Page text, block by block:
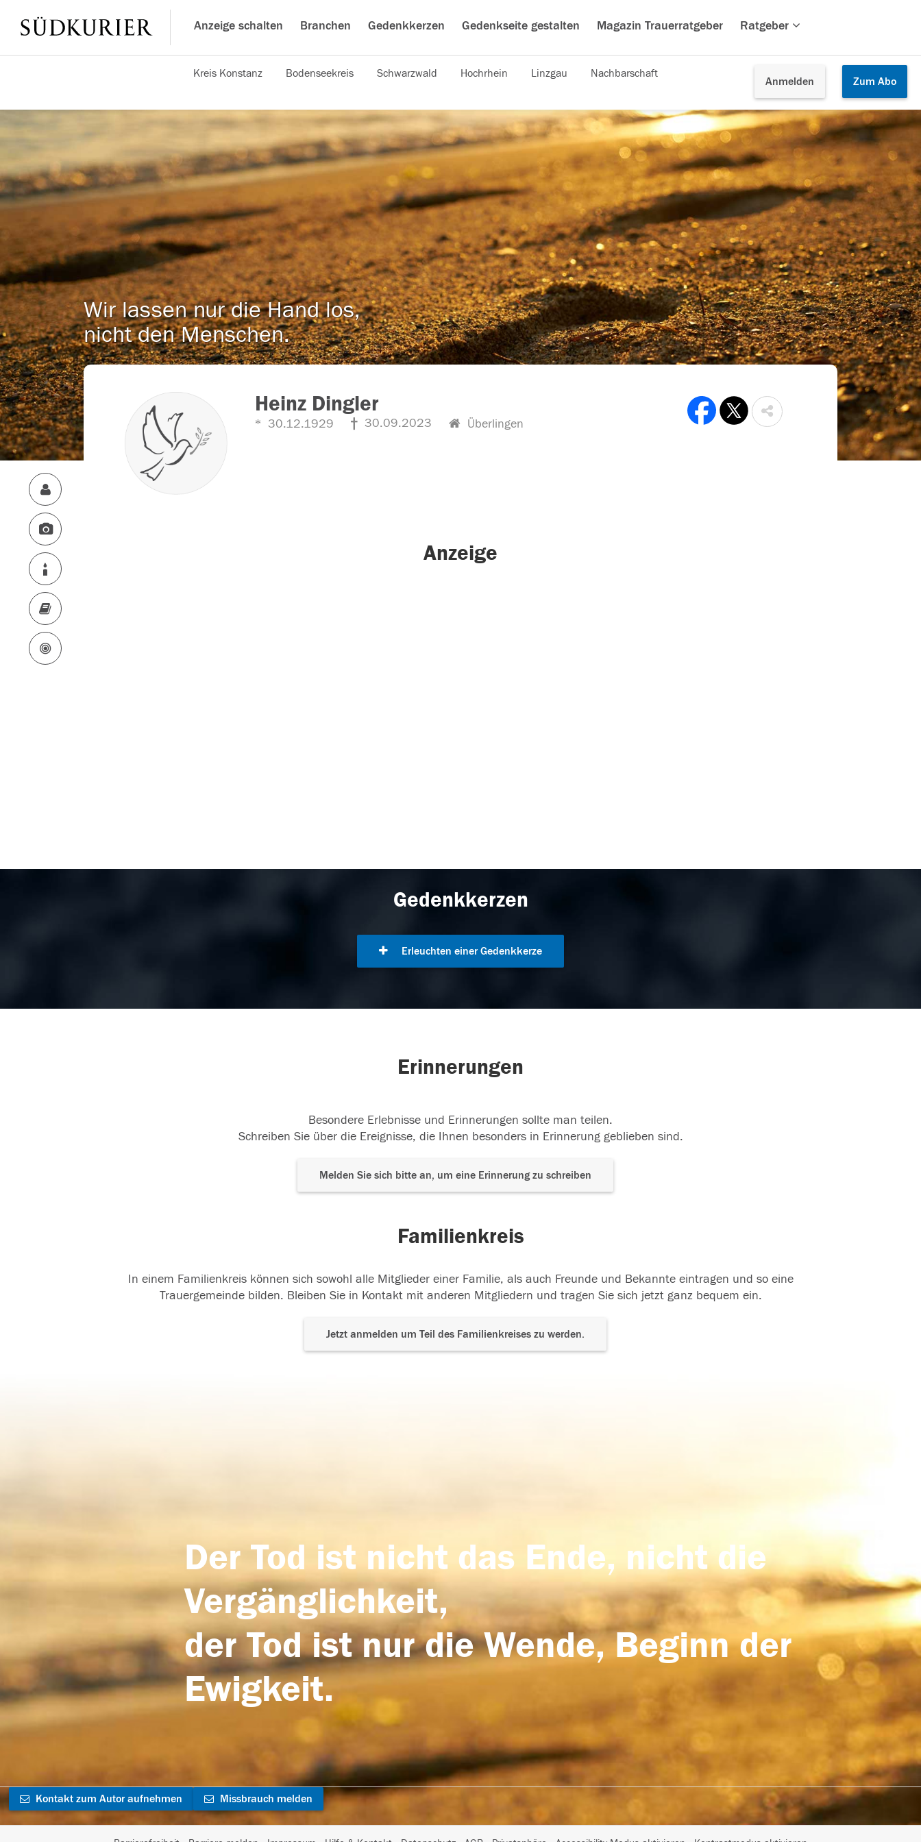
Anzeige schalten Branchen Gedenkkerzen Gedenkseite gestalten Magazin Trauerratgeber Ratgeber
Anmelden Zum Abo
Kreis Konstanz Bodenseekreis Schwarzwald Hochrhein Linzgau Nachbarschaft
Wir lassen nur die Hand los,
nicht den Menschen.
Heinz Dingler
30.12.1929 30.09.2023 Überlingen
Anzeige
Gedenkkerzen
Erleuchten einer Gedenkkerze
Erinnerungen
Besondere Erlebnisse und Erinnerungen sollte man teilen.
Schreiben Sie über die Ereignisse, die Ihnen besonders in Erinnerung geblieben sind.
Melden Sie sich bitte an, um eine Erinnerung zu schreiben
Familienkreis
In einem Familienkreis können sich sowohl alle Mitglieder einer Familie, als auch Freunde und Bekannte eintragen und so eine
Trauergemeinde bilden. Bleiben Sie in Kontakt mit anderen Mitgliedern und tragen Sie sich jetzt ganz bequem ein.
Jetzt anmelden um Teil des Familienkreises zu werden.
Der Tod ist nicht das Ende, nicht die
Vergänglichkeit,
der Tod ist nur die Wende, Beginn der
Ewigkeit.
Kontakt zum Autor aufnehmen Missbrauch melden